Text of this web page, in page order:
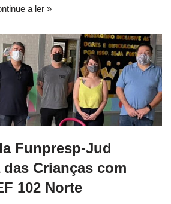
a ler »
Funpresp-Jud
das Crianças com
102 Norte